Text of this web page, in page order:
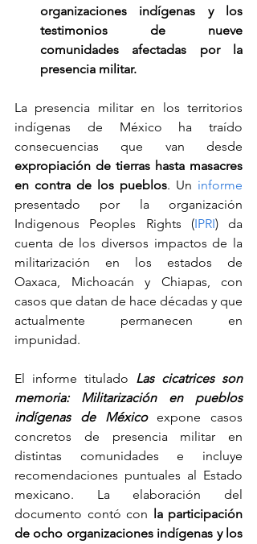
organizaciones indígenas y los
testimonios de nueve
comunidades afectadas por la
presencia militar.
La presencia militar en los territorios
indígenas de México ha traído
expropiación de tierras hasta masacres
en contra de los pueblos. Un informe
presentado por la organización
Indigenous Peoples Rights (IPRI) da
cuenta de los diversos impactos de la
militarización en los estados de
Oaxaca, Michoacán y Chiapas, con
casos que datan de hace décadas y que
actualmente permanecen en
impunidad.
El informe titulado Las cicatrices son
memoria: Militarización en pueblos
indígenas de México
expone casos
concretos de presencia militar en
distintas comunidades e incluye
recomendaciones puntuales al Estado
mexicano. La elaboración del
documento contó con
la participación
de ocho organizaciones indígenas y los